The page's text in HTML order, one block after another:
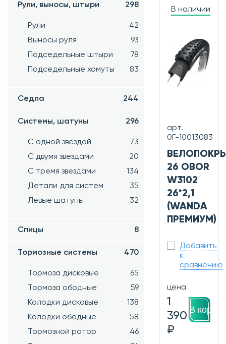
Рули, выносы, штыри 298
Рули
42
Выносы руля
93
Подседельные штыри
78
Подседельные хомуты
83
Седла 244
Системы, шатуны 296
С одной звездой
73
С двумя звездами
20
С тремя звездами
134
Детали для систем
35
Левые шатуны
32
Спицы 8
Тормозные системы 470
Тормоза дисковые
65
Тормоза ободные
59
Колодки дисковые
138
Колодки ободные
58
Тормозной ротор
46
В наличии
арт.
0Г-10013083
26 OBOR
W3102
26*2,1
(WANDA
ПРЕМИУМ)
Добавить
к
сравнению
цена
1
390
₽
В